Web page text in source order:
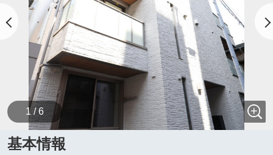
1 / 6
基本情報